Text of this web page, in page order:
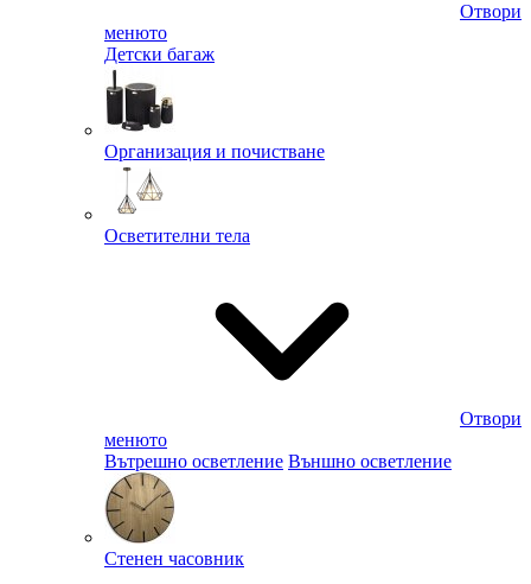
Отвори
менюто
Детски багаж
Организация и почистване
Осветителни тела
Отвори
менюто
Вътрешно осветление Външно осветление
Стенен часовник